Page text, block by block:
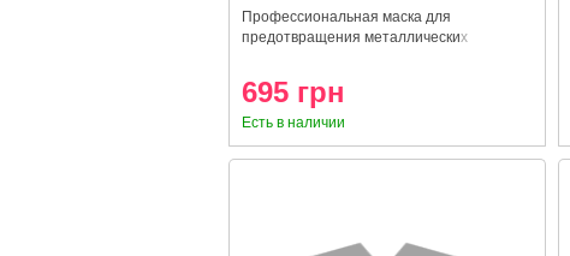
Expert Metal Detox Anti-deposit
Protector 250мл
Профессиональная маска для
предотвращения металлических
695 грн
Есть в наличии